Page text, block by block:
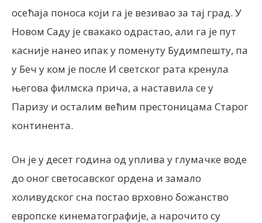
осећаја поноса који га је везивао за тај град. У
Новом Саду је свакако одрастао, али га је пут
касније нанео ипак у поменуту Будимпешту, па
у Беч у ком је после И светског рата кренула
његова филмска прича, а наставила се у
Паризу и осталим већим престоницама Старог
континента.
Он је у десет година од уплива у глумачке воде
до оног светосавског ордена и замало
холивудског сна постао врховно божанство
европске кинематографије, а нарочито су